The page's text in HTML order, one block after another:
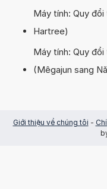
Máy tính: Quy
Hartree)
Máy tính: Quy
(Mêgajun sang
Giới thiệu về chúng tôi -